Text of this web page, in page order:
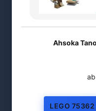
Ahsoka
ab
LEGO 75362